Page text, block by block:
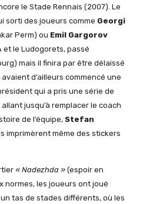
le Stade Rennais (2007). Le
sorti des joueurs comme Georgi
Perm) ou Emil Gargorov
et le Ludogorets, passé
mais il finira par être délaissé
d’ailleurs commencé une
qui a pris une série de
jusqu’à remplacer le coach
de l’équipe,Stefan
imprimèrent même des stickers
« Nadezhda »(espoir en
normes, les joueurs ont joué
tas de stades différents, où les